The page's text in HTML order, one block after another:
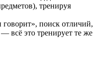
тренируя
поиск отличий,
всё это тренирует те же